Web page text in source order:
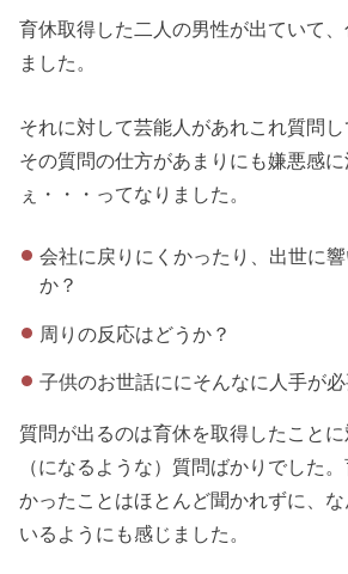
育休取得した二人の男性が出ていて
ました。
それに対して芸能人があれこれ質問し
その質問の仕方があまりにも嫌悪感
ぇ・・・ってなりました。
会社に戻りにくかったり、出世に
か？
周りの反応はどうか？
子供のお世話ににそんなに人手が
質問が出るのは育休を取得したこと
（になるような）質問ばかりでした
かったことはほとんど聞かれずに、
いるようにも感じました。